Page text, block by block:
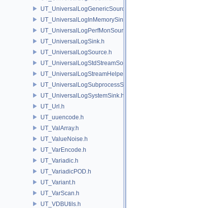
UT_UniversalLogGenericSource.h
UT_UniversalLogInMemorySink.h
UT_UniversalLogPerfMonSource.h
UT_UniversalLogSink.h
UT_UniversalLogSource.h
UT_UniversalLogStdStreamSource.h
UT_UniversalLogStreamHelper.h
UT_UniversalLogSubprocessSource.h
UT_UniversalLogSystemSink.h
UT_Url.h
UT_uuencode.h
UT_ValArray.h
UT_ValueNoise.h
UT_VarEncode.h
UT_Variadic.h
UT_VariadicPOD.h
UT_Variant.h
UT_VarScan.h
UT_VDBUtils.h